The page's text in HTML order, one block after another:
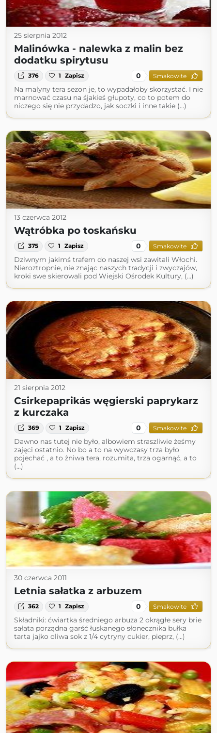
25 sierpnia 2012
Malinówka - nalewka z malin bez
dodatku spirytusu
376 1 Zapisz 0 Smakowite
Na malyny tera sezon je, to wypadałoby skorzystać. I nie
marnować czasu na śjakieś głupoty, co to potem do
niczego się nie przydadzo, jak soczki i inne takie (...)
13 czerwca 2012
Wątróbka po toskańsku
375 1 Zapisz 0 Smakowite
Dziwnym jakimś trafem do naszej wsi zawitali Włochi.
Nieroztropnie, nie znając naszych tradycji i zwyczajów,
kroki swe skierowali pod Wiejski Ośrodek Kultury, (...)
21 sierpnia 2012
Csirkepaprikás węgierski paprykarz
z kurczaka
369 1 Zapisz 0 Smakowite
Dawno nas tutej nie było, albowiem straszliwie żeśmy
zajęci ostatnio. No bo a to na wywczasy trza było
pojechać , a to żniwa tera, rozumita, trza ogarnąć, a to
(...)
30 czerwca 2011
Letnia sałatka z arbuzem
362 1 Zapisz 0 Smakowite
Składniki: ćwiartka średniego arbuza 2 okrągłe sery brie
sałata porządna garść łuskanego słonecznika bułka
tarta jajko oliwa sok z 1/4 cytryny cukier, pieprz, (...)